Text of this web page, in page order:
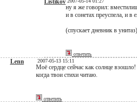
Listikov
ну я же говорил:
и в сонетах преуспела, и в
(спускает дневник в унитаз)
ответить
Lenn 2007-05-13 15:11
Моё сердце сейчас как солнце
когда твои стихи читаю.
ответить